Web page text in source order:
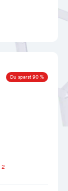
Du sparst 90 %
2